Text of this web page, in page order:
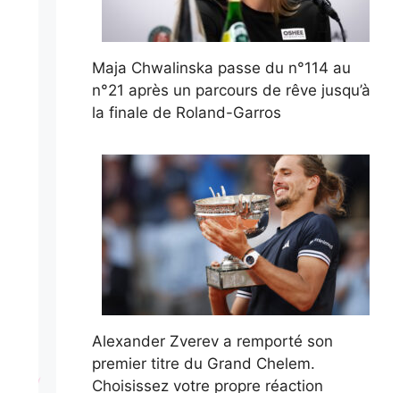
Maja Chwalinska passe du n°114 au
n°21 après un parcours de rêve jusqu’à
la finale de Roland-Garros
Alexander Zverev a remporté son
premier titre du Grand Chelem.
Choisissez votre propre réaction